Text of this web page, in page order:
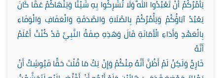
يَأْمُرُكُمْ أَنْ تَعْبُدُوا اللَّهَ وَلَا تُشْرِكُوا بِهِ شَيْئًا وَيَنْهَاكُمْ عَمَّا كَانَ
يَعْبُدُ آبَاؤُكُمْ وَيَأْمُرُكُمْ بِالصَّلَاةِ وَالصَّدَقَةِ وَالْعَفَافِ وَالْوَفَاءِ
بِالْعَهْدِ وَأَدَاءِ الْأَمَانَةِ قَالَ وَهَذِهِ صِفَةُ النَّبِيِّ قَدْ كُنْتُ أَعْلَمُ
أَنَّهُ
خَارِجٌ وَلَكِنْ لَمْ أَظُنَّ أَنَّهُ مِنْكُمْ وَإِنْ يَكُ مَا قُلْتَ حَقًّا فَيُوشِكُ أَنْ